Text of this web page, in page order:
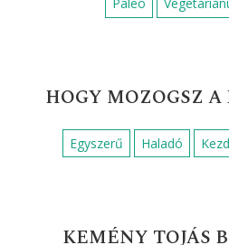
Olíva olaj
Paradicsom
Tojássárgája
Túró Vaj